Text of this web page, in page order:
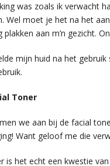
was zoals ik verwacht
Wel moet je het na het
plakken aan m’n gezicht.
mijn huid na het
Toner
we aan bij de facial
Want geloof me die
is het echt een kwestie